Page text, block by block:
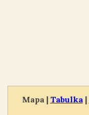
Mapa | Tabulka |